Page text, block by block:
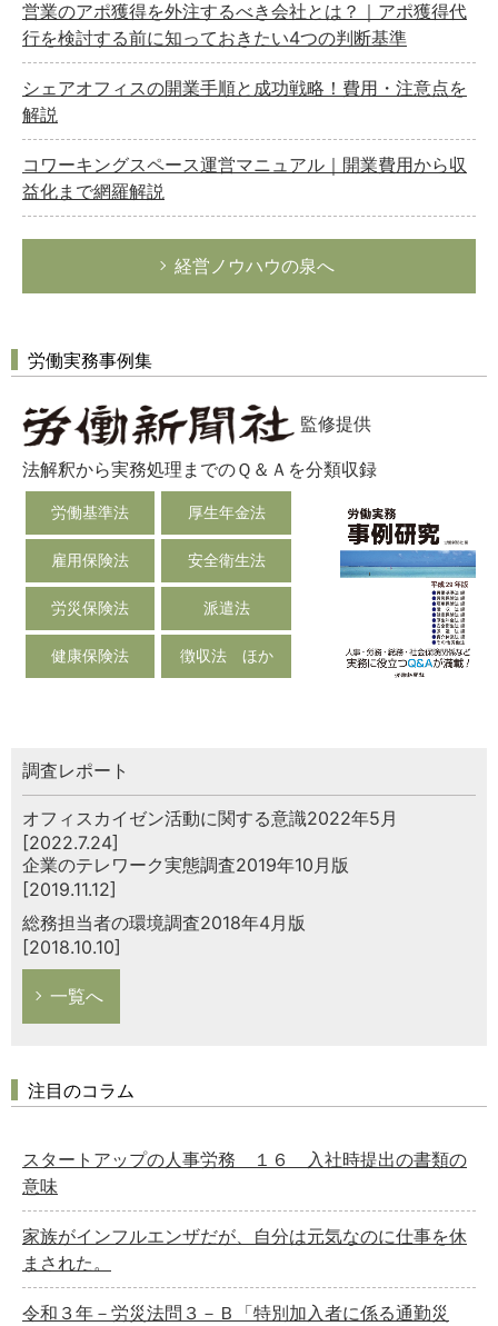
営業のアポ獲得を外注するべき会社とは？｜アポ獲得代
行を検討する前に知っておきたい4つの判断基準
シェアオフィスの開業手順と成功戦略！費用・注意点を
解説
コワーキングスペース運営マニュアル｜開業費用から収
益化まで網羅解説
経営ノウハウの泉へ
労働実務事例集
監修提供
法解釈から実務処理までのＱ＆Ａを分類収録
労働基準法 厚生年金法
雇用保険法 安全衛生法
労災保険法 派遣法
健康保険法 徴収法 ほか
調査レポート
オフィスカイゼン活動に関する意識2022年5月
[2022.7.24]
企業のテレワーク実態調査2019年10月版
[2019.11.12]
総務担当者の環境調査2018年4月版
[2018.10.10]
一覧へ
注目のコラム
スタートアップの人事労務 １６ 入社時提出の書類の
意味
家族がインフルエンザだが、自分は元気なのに仕事を休
まされた。
令和３年－労災法問３－Ｂ「特別加入者に係る通勤災